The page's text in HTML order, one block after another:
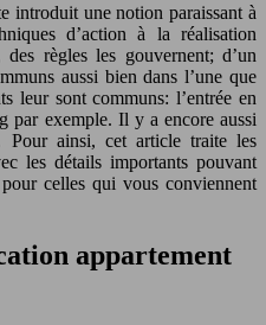
introduit une notion paraissant à
d’action à la réalisation
des règles les gouvernent; d’un
aussi bien dans l’une que
leur sont communs: l’entrée en
par exemple. Il y a encore aussi
Pour ainsi, cet article traite les
les détails importants pouvant
celles qui vous conviennent
appartement